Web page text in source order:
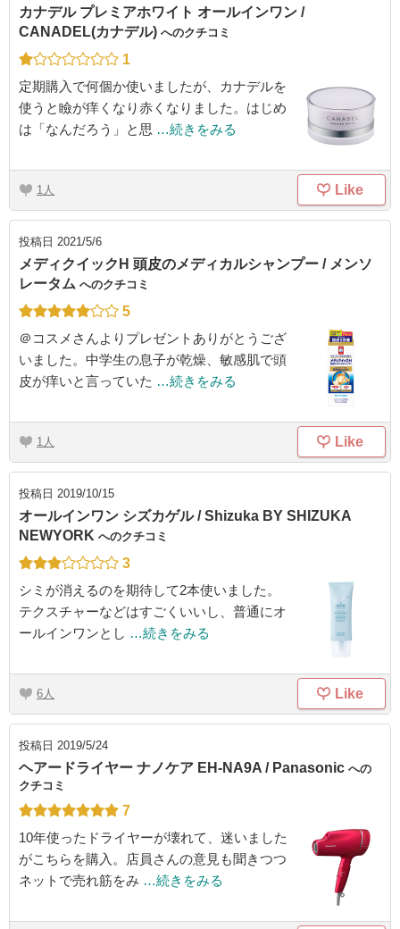
カナデル プレミアホワイト オールインワン /
CANADEL(カナデル) へのクチコミ
1
定期購入で何個か使いましたが、カナデルを
使うと瞼が痒くなり赤くなりました。はじめ
は「なんだろう」と思 …続きをみる
1 Like
投稿日 2021/5/6
メディクイックH 頭皮のメディカルシャンプー / メンソ
レータム へのクチコミ
5
＠コスメさんよりプレゼントありがとうござ
いました。中学生の息子が乾燥、敏感肌で頭
皮が痒いと言っていた …続きをみる
1 Like
投稿日 2019/10/15
オールインワン シズカゲル / Shizuka BY SHIZUKA
NEWYORK へのクチコミ
3
シミが消えるのを期待して2本使いました。
テクスチャーなどはすごくいいし、普通にオ
ールインワンとし …続きをみる
6 Like
投稿日 2019/5/24
ヘアードライヤー ナノケア EH-NA9A / Panasonic への
クチコミ
7
10年使ったドライヤーが壊れて、迷いました
がこちらを購入。店員さんの意見も聞きつつ
ネットで売れ筋をみ …続きをみる